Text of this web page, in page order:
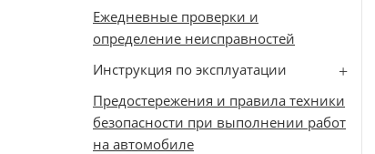
Ежедневные проверки и
определение неисправностей
Инструкция по эксплуатации
Предостережения и правила техники
безопасности при выполнении работ
на автомобиле